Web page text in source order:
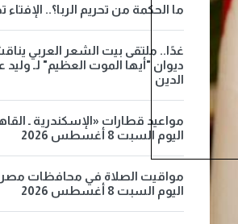
ما الحكمة من تحريم الربا؟.. الإفتاء
غدًا.. ملتقى بيت الشعر العربي
ديوان "أيها الموت العظيم" لـ وليد
الدين
مواعيد قطارات «الإسكندرية ـ
اليوم السبت 8 أغسطس 2026
مواقيت الصلاة في محافظات مصر
اليوم السبت 8 أغسطس 2026